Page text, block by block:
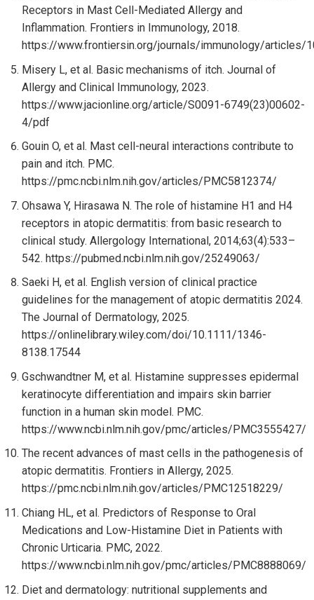
Receptors in Mast Cell-Mediated Allergy and
Inflammation. Frontiers in Immunology, 2018.
https://www.frontiersin.org/journals/immunology/articles/
Misery L, et al. Basic mechanisms of itch. Journal of
Allergy and Clinical Immunology, 2023.
https://www.jacionline.org/article/S0091-6749(23)00602-
4/pdf
Gouin O, et al. Mast cell-neural interactions contribute to
pain and itch. PMC.
https://pmc.ncbi.nlm.nih.gov/articles/PMC5812374/
Ohsawa Y, Hirasawa N. The role of histamine H1 and H4
receptors in atopic dermatitis: from basic research to
clinical study. Allergology International, 2014;63(4):533–
542. https://pubmed.ncbi.nlm.nih.gov/25249063/
Saeki H, et al. English version of clinical practice
guidelines for the management of atopic dermatitis 2024.
The Journal of Dermatology, 2025.
https://onlinelibrary.wiley.com/doi/10.1111/1346-
8138.17544
Gschwandtner M, et al. Histamine suppresses epidermal
keratinocyte differentiation and impairs skin barrier
function in a human skin model. PMC.
https://www.ncbi.nlm.nih.gov/pmc/articles/PMC3555427/
The recent advances of mast cells in the pathogenesis of
atopic dermatitis. Frontiers in Allergy, 2025.
https://pmc.ncbi.nlm.nih.gov/articles/PMC12518229/
Chiang HL, et al. Predictors of Response to Oral
Medications and Low-Histamine Diet in Patients with
Chronic Urticaria. PMC, 2022.
https://www.ncbi.nlm.nih.gov/pmc/articles/PMC8888069/
Diet and dermatology: nutritional supplements and